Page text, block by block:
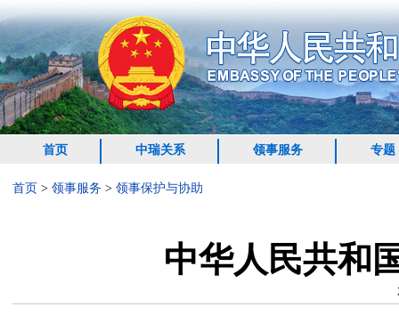
首页 中瑞关系 领事服务 专题
首页 > 领事服务 > 领事保护与协助
中华人民共和